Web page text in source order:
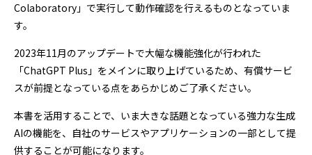
Colaboratory」で実行して動作確認を行えるものとなっていま
す。
2023年11月のアップデートで大幅な機能強化が行われた
「ChatGPT Plus」をメインに取り上げているため、有償サービ
スが前提となっている点をあらかじめご了承ください。
本書を活用することで、いま大きな話題となっている強力な生成
AIの機能を、自社のサービスやアプリケーションの一部として提
供することが可能になります。